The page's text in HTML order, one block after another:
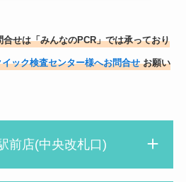
せは「みんなのPCR」では承っており
ック検査センター様へお問合せ お願い
前店(中央改札口)